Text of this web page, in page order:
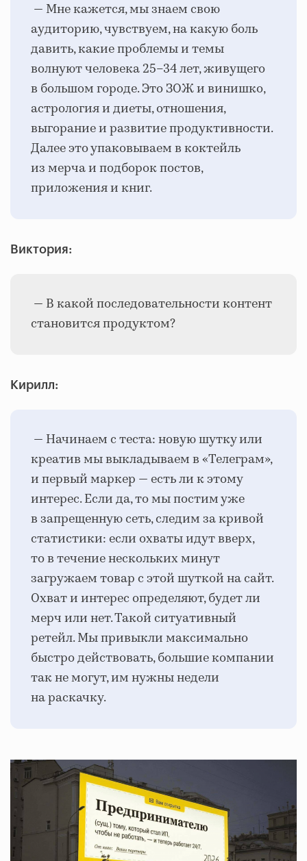
— Мне кажется, мы знаем свою
аудиторию, чувствуем, на какую боль
давить, какие проблемы и темы
волнуют человека 25–34 лет, живущего
в большом городе. Это ЗОЖ и винишко,
астрология и диеты, отношения,
выгорание и развитие продуктивности.
Далее это упаковываем в коктейль
из мерча и подборок постов,
приложения и книг.
Виктория:
— В какой последовательности контент
становится продуктом?
Кирилл:
— Начинаем с теста: новую шутку или
креатив мы выкладываем в «Телеграм»,
и первый маркер — есть ли к этому
интерес. Если да, то мы постим уже
в запрещенную сеть, следим за кривой
статистики: если охваты идут вверх,
то в течение нескольких минут
загружаем товар с этой шуткой на сайт.
Охват и интерес определяют, будет ли
мерч или нет. Такой ситуативный
ретейл. Мы привыкли максимально
быстро действовать, большие компании
так не могут, им нужны недели
на раскачку.